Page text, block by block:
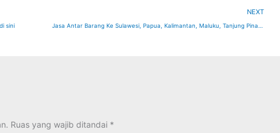
sini
NEXT
Ruas yang wajib ditandai *